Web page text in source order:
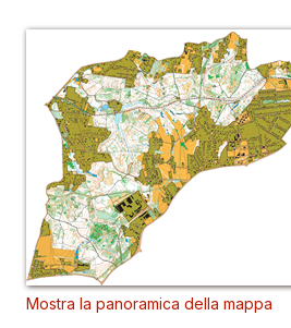
Mostra la panoramica della mappa